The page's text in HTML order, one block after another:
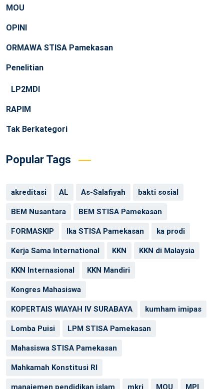
MOU
OPINI
ORMAWA STISA Pamekasan
Penelitian
LP2MDI
RAPIM
Tak Berkategori
Popular Tags
akreditasi AL As-Salafiyah bakti sosial
BEM Nusantara BEM STISA Pamekasan
FORMASKIP Ika STISA Pamekasan ka prodi
Kerja Sama International KKN KKN di Malaysia
KKN Internasional KKN Mandiri
Kongres Mahasiswa
KOPERTAIS WIAYAH IV SURABAYA kumham imipas
Lomba Puisi LPM STISA Pamekasan
Mahasiswa STISA Pamekasan
Mahkamah Konstitusi RI
manajemen pendidikan islam mkri MOU MPI